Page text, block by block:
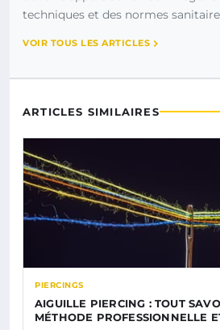
techniques et des normes
VOIR TOUS LES ARTICLES
ARTICLES SIMILAIRES
PIERCINGS
AIGUILLE PIERCING : TOUT
MÉTHODE PROFESSIONNELLE